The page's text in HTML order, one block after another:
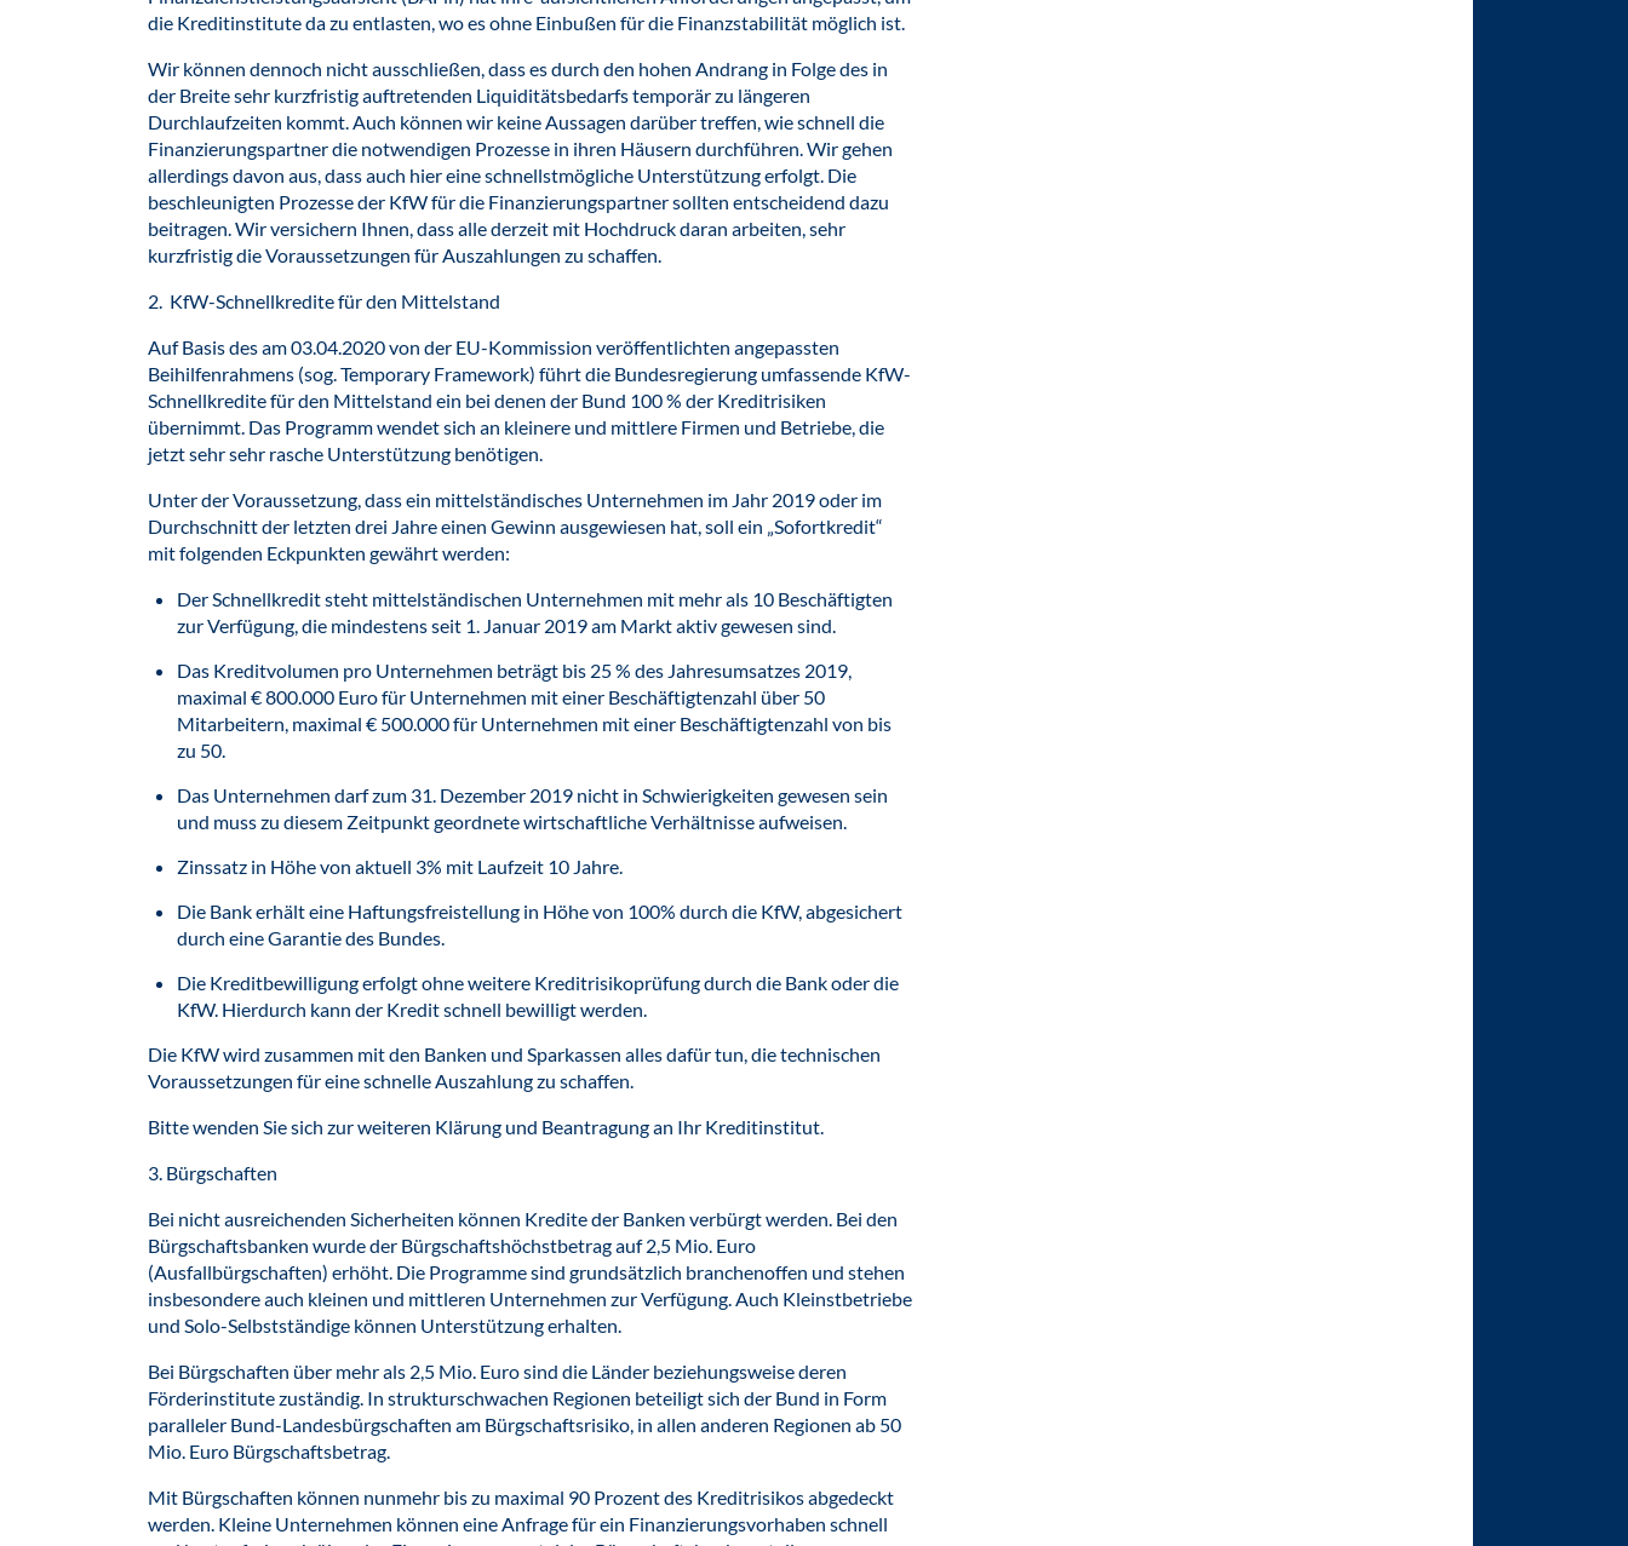
die Kreditinstitute da zu entlasten, wo es ohne Einbußen für die Finanzstabilität möglich ist.
Wir können dennoch nicht ausschließen, dass es durch den hohen Andrang in Folge des in
der Breite sehr kurzfristig auftretenden Liquiditätsbedarfs temporär zu längeren
Durchlaufzeiten kommt. Auch können wir keine Aussagen darüber treffen, wie schnell die
Finanzierungspartner die notwendigen Prozesse in ihren Häusern durchführen. Wir gehen
allerdings davon aus, dass auch hier eine schnellstmögliche Unterstützung erfolgt. Die
beschleunigten Prozesse der KfW für die Finanzierungspartner sollten entscheidend dazu
beitragen. Wir versichern Ihnen, dass alle derzeit mit Hochdruck daran arbeiten, sehr
kurzfristig die Voraussetzungen für Auszahlungen zu schaffen.
2. KfW-Schnellkredite für den Mittelstand
Auf Basis des am 03.04.2020 von der EU-Kommission veröffentlichten angepassten
Beihilfenrahmens (sog. Temporary Framework) führt die Bundesregierung umfassende KfW-
Schnellkredite für den Mittelstand ein bei denen der Bund 100 % der Kreditrisiken
übernimmt. Das Programm wendet sich an kleinere und mittlere Firmen und Betriebe, die
jetzt sehr sehr rasche Unterstützung benötigen.
Unter der Voraussetzung, dass ein mittelständisches Unternehmen im Jahr 2019 oder im
Durchschnitt der letzten drei Jahre einen Gewinn ausgewiesen hat, soll ein „Sofortkredit“
mit folgenden Eckpunkten gewährt werden:
Der Schnellkredit steht mittelständischen Unternehmen mit mehr als 10 Beschäftigten
zur Verfügung, die mindestens seit 1. Januar 2019 am Markt aktiv gewesen sind.
Das Kreditvolumen pro Unternehmen beträgt bis 25 % des Jahresumsatzes 2019,
maximal € 800.000 Euro für Unternehmen mit einer Beschäftigtenzahl über 50
Mitarbeitern, maximal € 500.000 für Unternehmen mit einer Beschäftigtenzahl von bis
zu 50.
Das Unternehmen darf zum 31. Dezember 2019 nicht in Schwierigkeiten gewesen sein
und muss zu diesem Zeitpunkt geordnete wirtschaftliche Verhältnisse aufweisen.
Zinssatz in Höhe von aktuell 3% mit Laufzeit 10 Jahre.
Die Bank erhält eine Haftungsfreistellung in Höhe von 100% durch die KfW, abgesichert
durch eine Garantie des Bundes.
Die Kreditbewilligung erfolgt ohne weitere Kreditrisikoprüfung durch die Bank oder die
KfW. Hierdurch kann der Kredit schnell bewilligt werden.
Die KfW wird zusammen mit den Banken und Sparkassen alles dafür tun, die technischen
Voraussetzungen für eine schnelle Auszahlung zu schaffen.
Bitte wenden Sie sich zur weiteren Klärung und Beantragung an Ihr Kreditinstitut.
3. Bürgschaften
Bei nicht ausreichenden Sicherheiten können Kredite der Banken verbürgt werden. Bei den
Bürgschaftsbanken wurde der Bürgschaftshöchstbetrag auf 2,5 Mio. Euro
(Ausfallbürgschaften) erhöht. Die Programme sind grundsätzlich branchenoffen und stehen
insbesondere auch kleinen und mittleren Unternehmen zur Verfügung. Auch Kleinstbetriebe
und Solo-Selbstständige können Unterstützung erhalten.
Bei Bürgschaften über mehr als 2,5 Mio. Euro sind die Länder beziehungsweise deren
Förderinstitute zuständig. In strukturschwachen Regionen beteiligt sich der Bund in Form
paralleler Bund-Landesbürgschaften am Bürgschaftsrisiko, in allen anderen Regionen ab 50
Mio. Euro Bürgschaftsbetrag.
Mit Bürgschaften können nunmehr bis zu maximal 90 Prozent des Kreditrisikos abgedeckt
werden. Kleine Unternehmen können eine Anfrage für ein Finanzierungsvorhaben schnell